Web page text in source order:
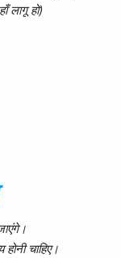
लागू हो)
चाहिए।